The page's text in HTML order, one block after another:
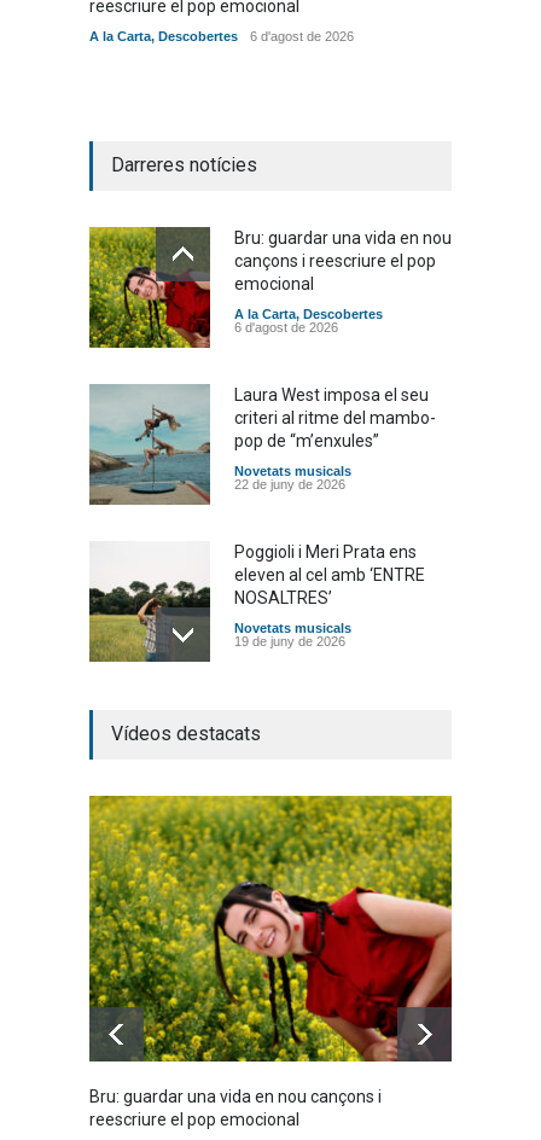
reescriure el pop emocional
A la Carta, Descobertes 6 d'agost de 2026
Darreres notícies
Bru: guardar una vida en nou
cançons i reescriure el pop
emocional
A la Carta, Descobertes
6 d'agost de 2026
Laura West imposa el seu
criteri al ritme del mambo-
pop de “m’enxules”
Novetats musicals
22 de juny de 2026
Poggioli i Meri Prata ens
eleven al cel amb ‘ENTRE
NOSALTRES’
Novetats musicals
19 de juny de 2026
transformen els ‘Cants
10 de juny de 2026
Bèrnia i El Diluvi s’avancen a
la calor amb l’himne
definitiu, “L’ESTIU”
Novetats musicals
5 de juny de 2026
Vídeos destacats
Bru: guardar una vida en nou cançons i
reescriure el pop emocional